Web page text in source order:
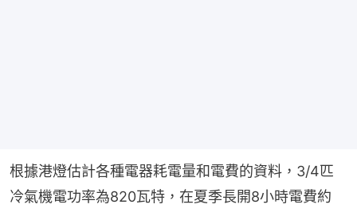
根據港燈估計各種電器耗電量和電費的資料，3/4匹
冷氣機電功率為820瓦特，在夏季長開8小時電費約